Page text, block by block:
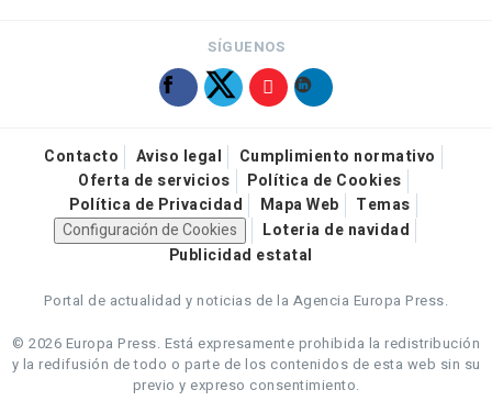
SÍGUENOS
Contacto Aviso legal
Cumplimiento normativo
Oferta de servicios
Política de Cookies
Política de Privacidad
Mapa Web
Temas
Configuración de Cookies
Loteria de navidad
Publicidad estatal
Portal de actualidad y noticias de la Agencia Europa Press.
© 2026 Europa Press. Está expresamente prohibida la redistribución
y la redifusión de todo o parte de los contenidos de esta web sin su
previo y expreso consentimiento.